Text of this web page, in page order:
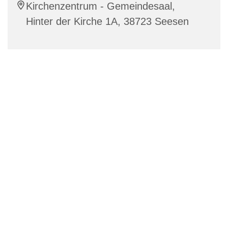
Kirchenzentrum - Gemeindesaal,
Hinter der Kirche 1A, 38723 Seesen